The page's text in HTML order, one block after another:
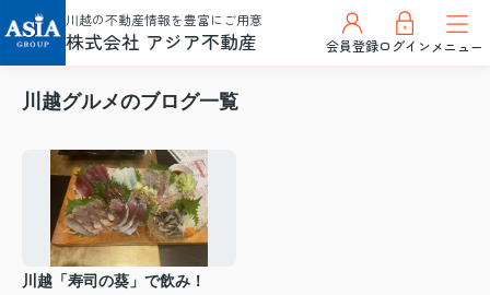
川越の不動産情報を豊富にご用意
株式会社 アジア不動産 会員登録ログインメニュー
川越グルメのブログ一覧
川越「寿司の葵」で飲み！